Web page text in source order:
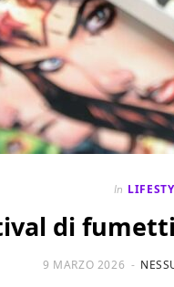
In
di
9 MARZO 2026